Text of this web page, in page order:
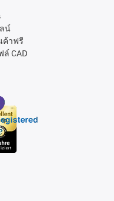
น์
ค้าฟรี
CAD